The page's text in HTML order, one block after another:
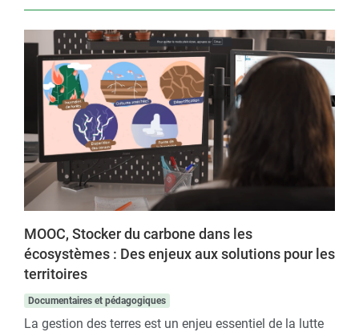
MOOC, Stocker du carbone dans les
écosystèmes : Des enjeux aux solutions pour les
territoires
Documentaires et pédagogiques
La gestion des terres est un enjeu essentiel de la lutte